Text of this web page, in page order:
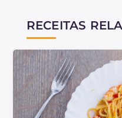
RECEITAS